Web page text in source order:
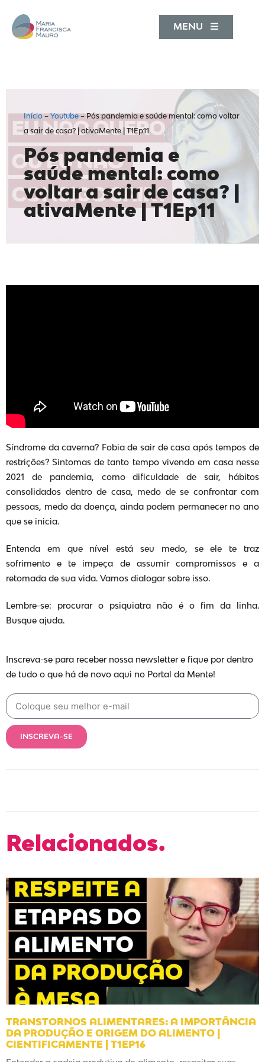
MENU
Início–Youtube–Pós pandemia e saúde mental: como voltar
a sair de casa? | ativaMente | T1Ep11
Pós pandemia e
saúde mental: como
voltar a sair de casa? |
ativaMente | T1Ep11
Síndrome da caverna? Fobia de sair de casa após tempos de
restrições? Sintomas de tanto tempo vivendo em casa nesse
2021 de pandemia, como dificuldade de sair, hábitos
consolidados dentro de casa, medo de se confrontar com
pessoas, medo da doença, ainda podem permanecer no ano
que se inicia.
Entenda em que nível está seu medo, se ele te traz
sofrimento e te impeça de assumir compromissos e a
retomada de sua vida. Vamos dialogar sobre isso.
Lembre-se: procurar o psiquiatra não é o fim da linha.
Busque ajuda.
Inscreva-se para receber nossa newsletter e fique por dentro
de tudo o que há de novo aqui no Portal da Mente!
INSCREVA-SE
Relacionados.
TRANSTORNOS ALIMENTARES: A IMPORTÂNCIA
DA PRODUÇÃO E ORIGEM DO ALIMENTO |
CIENTIFICAMENTE | T1EP16